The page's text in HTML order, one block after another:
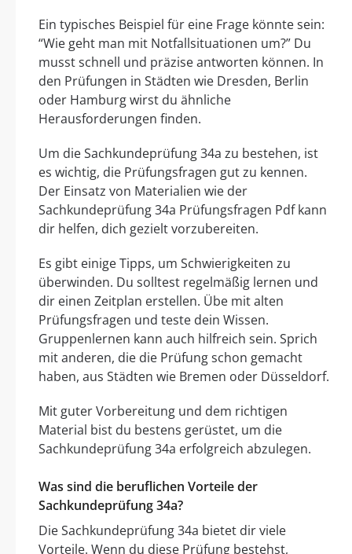
Ein typisches Beispiel für eine Frage könnte sein:
“Wie geht man mit Notfallsituationen um?” Du
musst schnell und präzise antworten können. In
den Prüfungen in Städten wie Dresden, Berlin
oder Hamburg wirst du ähnliche
Herausforderungen finden.
Um die Sachkundeprüfung 34a zu bestehen, ist
es wichtig, die Prüfungsfragen gut zu kennen.
Der Einsatz von Materialien wie der
Sachkundeprüfung 34a Prüfungsfragen Pdf kann
dir helfen, dich gezielt vorzubereiten.
Es gibt einige Tipps, um Schwierigkeiten zu
überwinden. Du solltest regelmäßig lernen und
dir einen Zeitplan erstellen. Übe mit alten
Prüfungsfragen und teste dein Wissen.
Gruppenlernen kann auch hilfreich sein. Sprich
mit anderen, die die Prüfung schon gemacht
haben, aus Städten wie Bremen oder Düsseldorf.
Mit guter Vorbereitung und dem richtigen
Material bist du bestens gerüstet, um die
Sachkundeprüfung 34a erfolgreich abzulegen.
Was sind die beruflichen Vorteile der
Sachkundeprüfung 34a?
Die Sachkundeprüfung 34a bietet dir viele
Vorteile. Wenn du diese Prüfung bestehst,